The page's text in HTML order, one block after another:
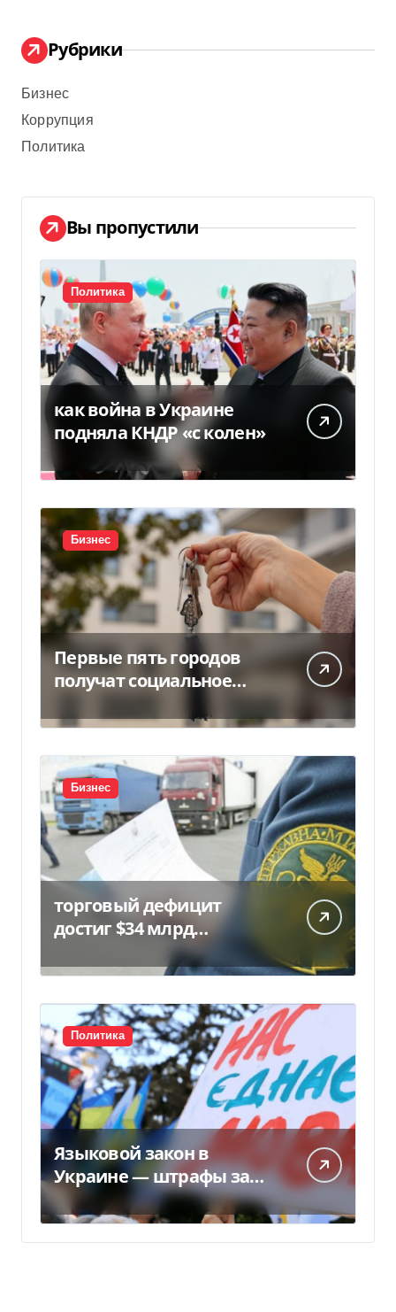
Рубрики
Бизнес
Коррупция
Политика
Вы пропустили
Политика
как война в Украине
подняла КНДР «с колен»
Бизнес
Первые пять городов
получат социальное
Украине
Бизнес
торговый дефицит
достиг $34 млрд…
Политика
Языковой закон в
Украине — штрафы за
нарушение вырастут до
170 тысяч